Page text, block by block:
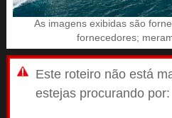
As imagens exibidas são
fornecedores;
Este roteiro não está
estejas procurando por: